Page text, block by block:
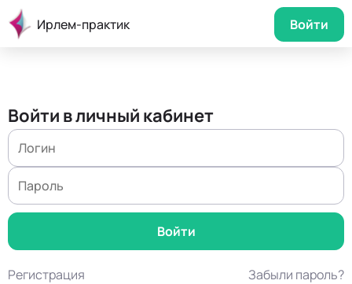
Ирлем-практик Войти
Войти в личный кабинет
Регистрация Забыли пароль?